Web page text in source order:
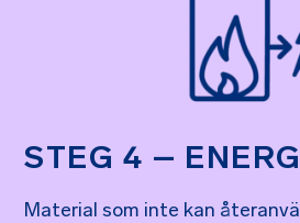
STEG 4 –
Material som inte kan